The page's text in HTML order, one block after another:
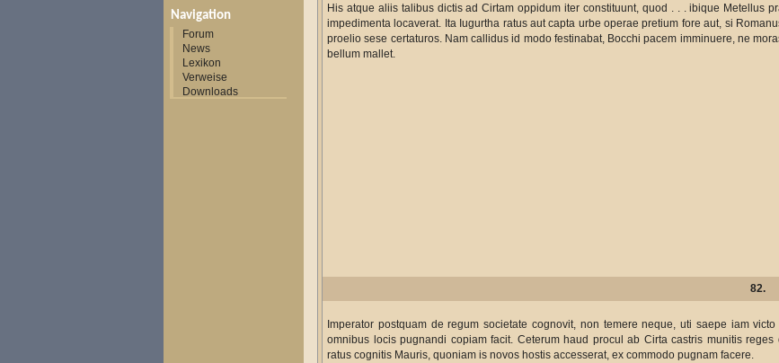
Navigation
Forum
News
Lexikon
Verweise
Downloads
His atque aliis talibus dictis ad Cirtam oppidum iter constituunt, quod . . . ibique Metellus
impedimenta locaverat. Ita Iugurtha ratus aut capta urbe operae pretium fore aut, si
proelio sese certaturos. Nam callidus id modo festinabat, Bocchi pacem imminuere, ne
bellum mallet.
82.
Imperator postquam de regum societate cognovit, non temere neque, uti saepe iam
omnibus locis pugnandi copiam facit. Ceterum haud procul ab Cirta castris munitis reges
ratus cognitis Mauris, quoniam is novos hostis accesserat, ex commodo pugnam facere.